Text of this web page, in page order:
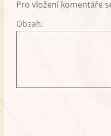
Pro vložení komentáře
Obsah: